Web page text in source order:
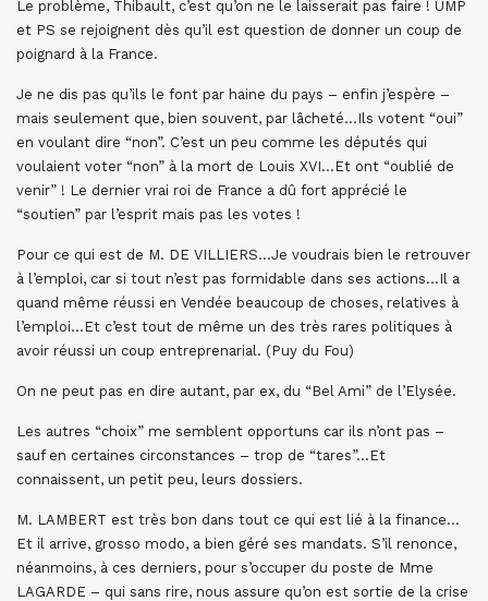
Le problème, Thibault, c’est qu’on ne le laisserait pas faire ! UMP
et PS se rejoignent dès qu’il est question de donner un coup de
poignard à la France.
Je ne dis pas qu’ils le font par haine du pays – enfin j’espère –
mais seulement que, bien souvent, par lâcheté…Ils votent “oui”
en voulant dire “non”. C’est un peu comme les députés qui
voulaient voter “non” à la mort de Louis XVI…Et ont “oublié de
venir” ! Le dernier vrai roi de France a dû fort apprécié le
“soutien” par l’esprit mais pas les votes !
Pour ce qui est de M. DE VILLIERS…Je voudrais bien le retrouver
à l’emploi, car si tout n’est pas formidable dans ses actions…Il a
quand même réussi en Vendée beaucoup de choses, relatives à
l’emploi…Et c’est tout de même un des très rares politiques à
avoir réussi un coup entreprenarial. (Puy du Fou)
On ne peut pas en dire autant, par ex, du “Bel Ami” de l’Elysée.
Les autres “choix” me semblent opportuns car ils n’ont pas –
sauf en certaines circonstances – trop de “tares”…Et
connaissent, un petit peu, leurs dossiers.
M. LAMBERT est très bon dans tout ce qui est lié à la finance…
Et il arrive, grosso modo, a bien géré ses mandats. S’il renonce,
néanmoins, à ces derniers, pour s’occuper du poste de Mme
LAGARDE – qui sans rire, nous assure qu’on est sortie de la crise